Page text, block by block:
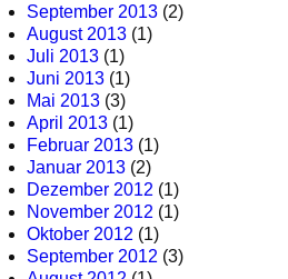
September 2013 (2)
August 2013 (1)
Juli 2013 (1)
Juni 2013 (1)
Mai 2013 (3)
April 2013 (1)
Februar 2013 (1)
Januar 2013 (2)
Dezember 2012 (1)
November 2012 (1)
Oktober 2012 (1)
September 2012 (3)